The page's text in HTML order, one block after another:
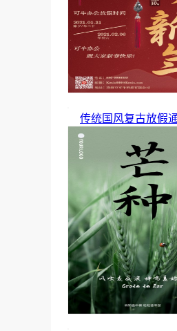
传统国风复古放假